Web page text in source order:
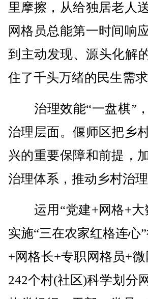
里摩擦，从给独居老人
网格员总能第一时间响
到主动发现、源头化解
住了千头万绪的民生需求
治理效能“一盘棋”，
治理层面。偃师区把乡
兴的重要保障和前提，
治理体系，推动乡村治
运用“党建+网格+大
实施“三在农家红格连心
+网格长+专职网格员+
242个村(社区)科学划分